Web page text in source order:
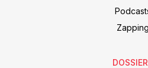
Zapping